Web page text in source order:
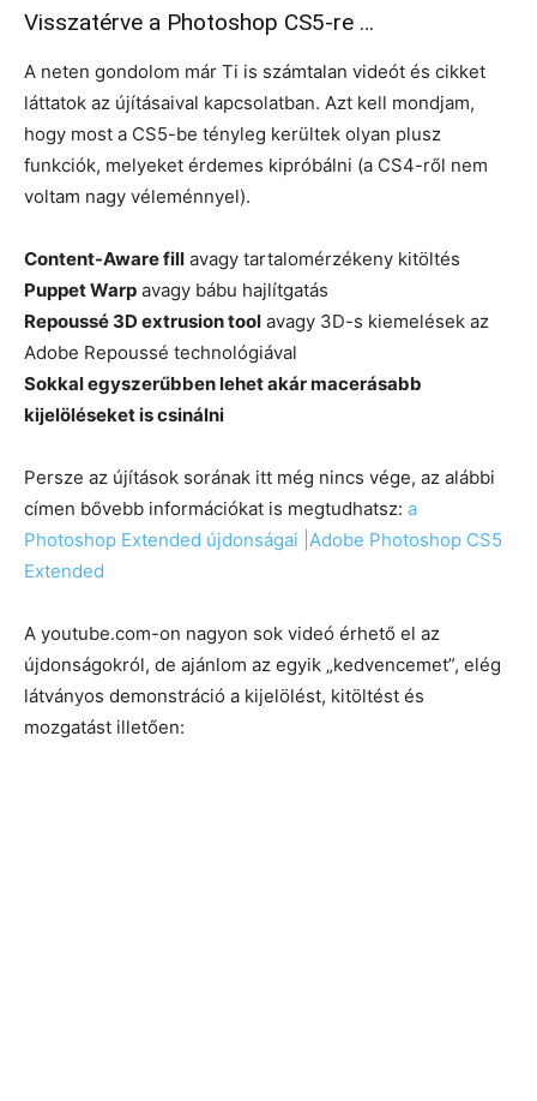
Visszatérve a Photoshop CS5-re …
A neten gondolom már Ti is számtalan videót és cikket
láttatok az újításaival kapcsolatban. Azt kell mondjam,
hogy most a CS5-be tényleg kerültek olyan plusz
funkciók, melyeket érdemes kipróbálni (a CS4-ről nem
voltam nagy véleménnyel).
Content-Aware fill avagy tartalomérzékeny kitöltés
Puppet Warp avagy bábu hajlítgatás
Repoussé 3D extrusion tool avagy 3D-s kiemelések az
Adobe Repoussé technológiával
Sokkal egyszerűbben lehet akár macerásabb
kijelöléseket is csinálni
Persze az újítások sorának itt még nincs vége, az alábbi
címen bővebb információkat is megtudhatsz: a
Photoshop Extended újdonságai |Adobe Photoshop CS5
Extended
A youtube.com-on nagyon sok videó érhető el az
újdonságokról, de ajánlom az egyik „kedvencemet”, elég
látványos demonstráció a kijelölést, kitöltést és
mozgatást illetően: